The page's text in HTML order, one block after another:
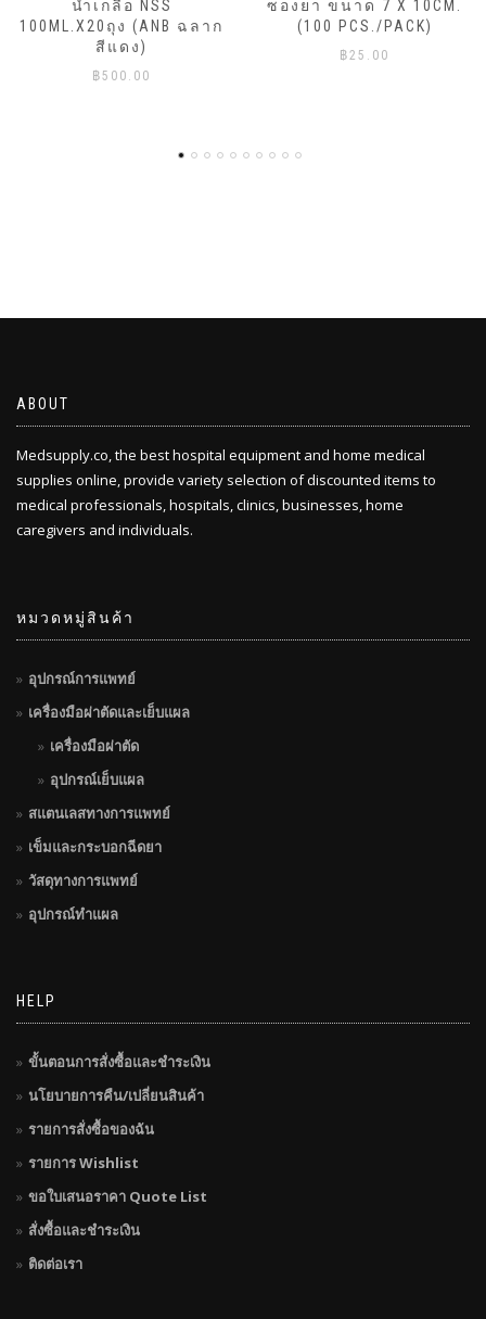
ซองยา ขนาด 7 X 10CM.
(100 PCS./PACK)
฿ 25.00
DURA เสื้อคลุม ISOLATION
LAMINATE #สีขาว
฿45.00
ABOUT
Medsupply.co, the best hospital equipment and home medical
supplies online, provide variety selection of discounted items to
medical professionals, hospitals, clinics, businesses, home
caregivers and individuals.
หมวดหมู่สินค้า
อุปกรณ์การแพทย์
เครื่องมือผ่าตัดและเย็บแผล
เครื่องมือผ่าตัด
อุปกรณ์เย็บแผล
สแตนเลสทางการแพทย์
เข็มและกระบอกฉีดยา
วัสดุทางการแพทย์
อุปกรณ์ทำแผล
HELP
ขั้นตอนการสั่งซื้อและชำระเงิน
นโยบายการคืน/เปลี่ยนสินค้า
รายการสั่งซื้อของฉัน
รายการ Wishlist
ขอใบเสนอราคา Quote List
สั่งซื้อและชำระเงิน
ติดต่อเรา